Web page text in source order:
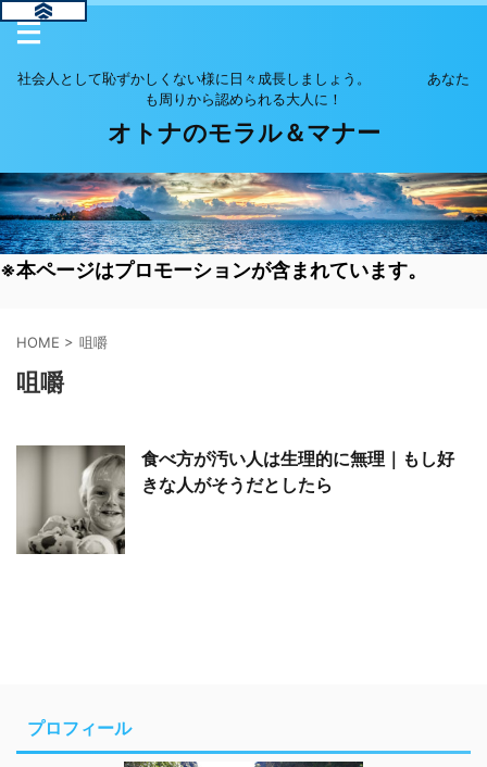
社会人として恥ずかしくない様に日々成長しましょう。 あなた
も周りから認められる大人に！
オトナのモラル＆マナー
※本ページはプロモーションが含まれています。
HOME > 咀嚼
咀嚼
食べ方が汚い人は生理的に無理｜もし好
きな人がそうだとしたら
プロフィール